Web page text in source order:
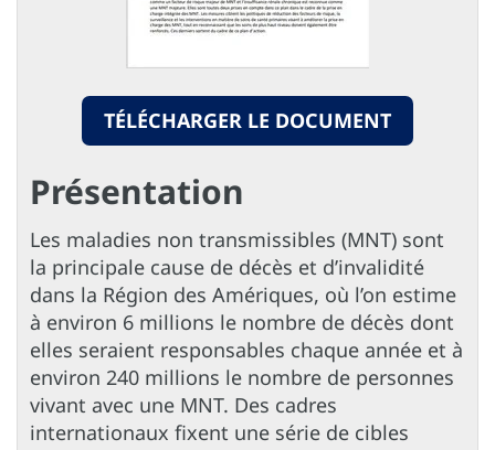
TÉLÉCHARGER LE DOCUMENT
Présentation
Les maladies non transmissibles (MNT) sont
la principale cause de décès et d’invalidité
dans la Région des Amériques, où l’on estime
à environ 6 millions le nombre de décès dont
elles seraient responsables chaque année et à
environ 240 millions le nombre de personnes
vivant avec une MNT. Des cadres
internationaux fixent une série de cibles